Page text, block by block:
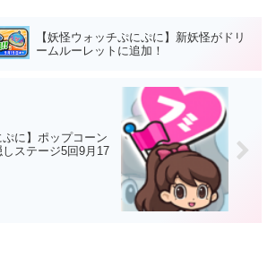
【妖怪ウォッチぷにぷに】新妖怪がドリ
ームルーレットに追加！
ぷに】ポップコーン
ステージ5回9月17